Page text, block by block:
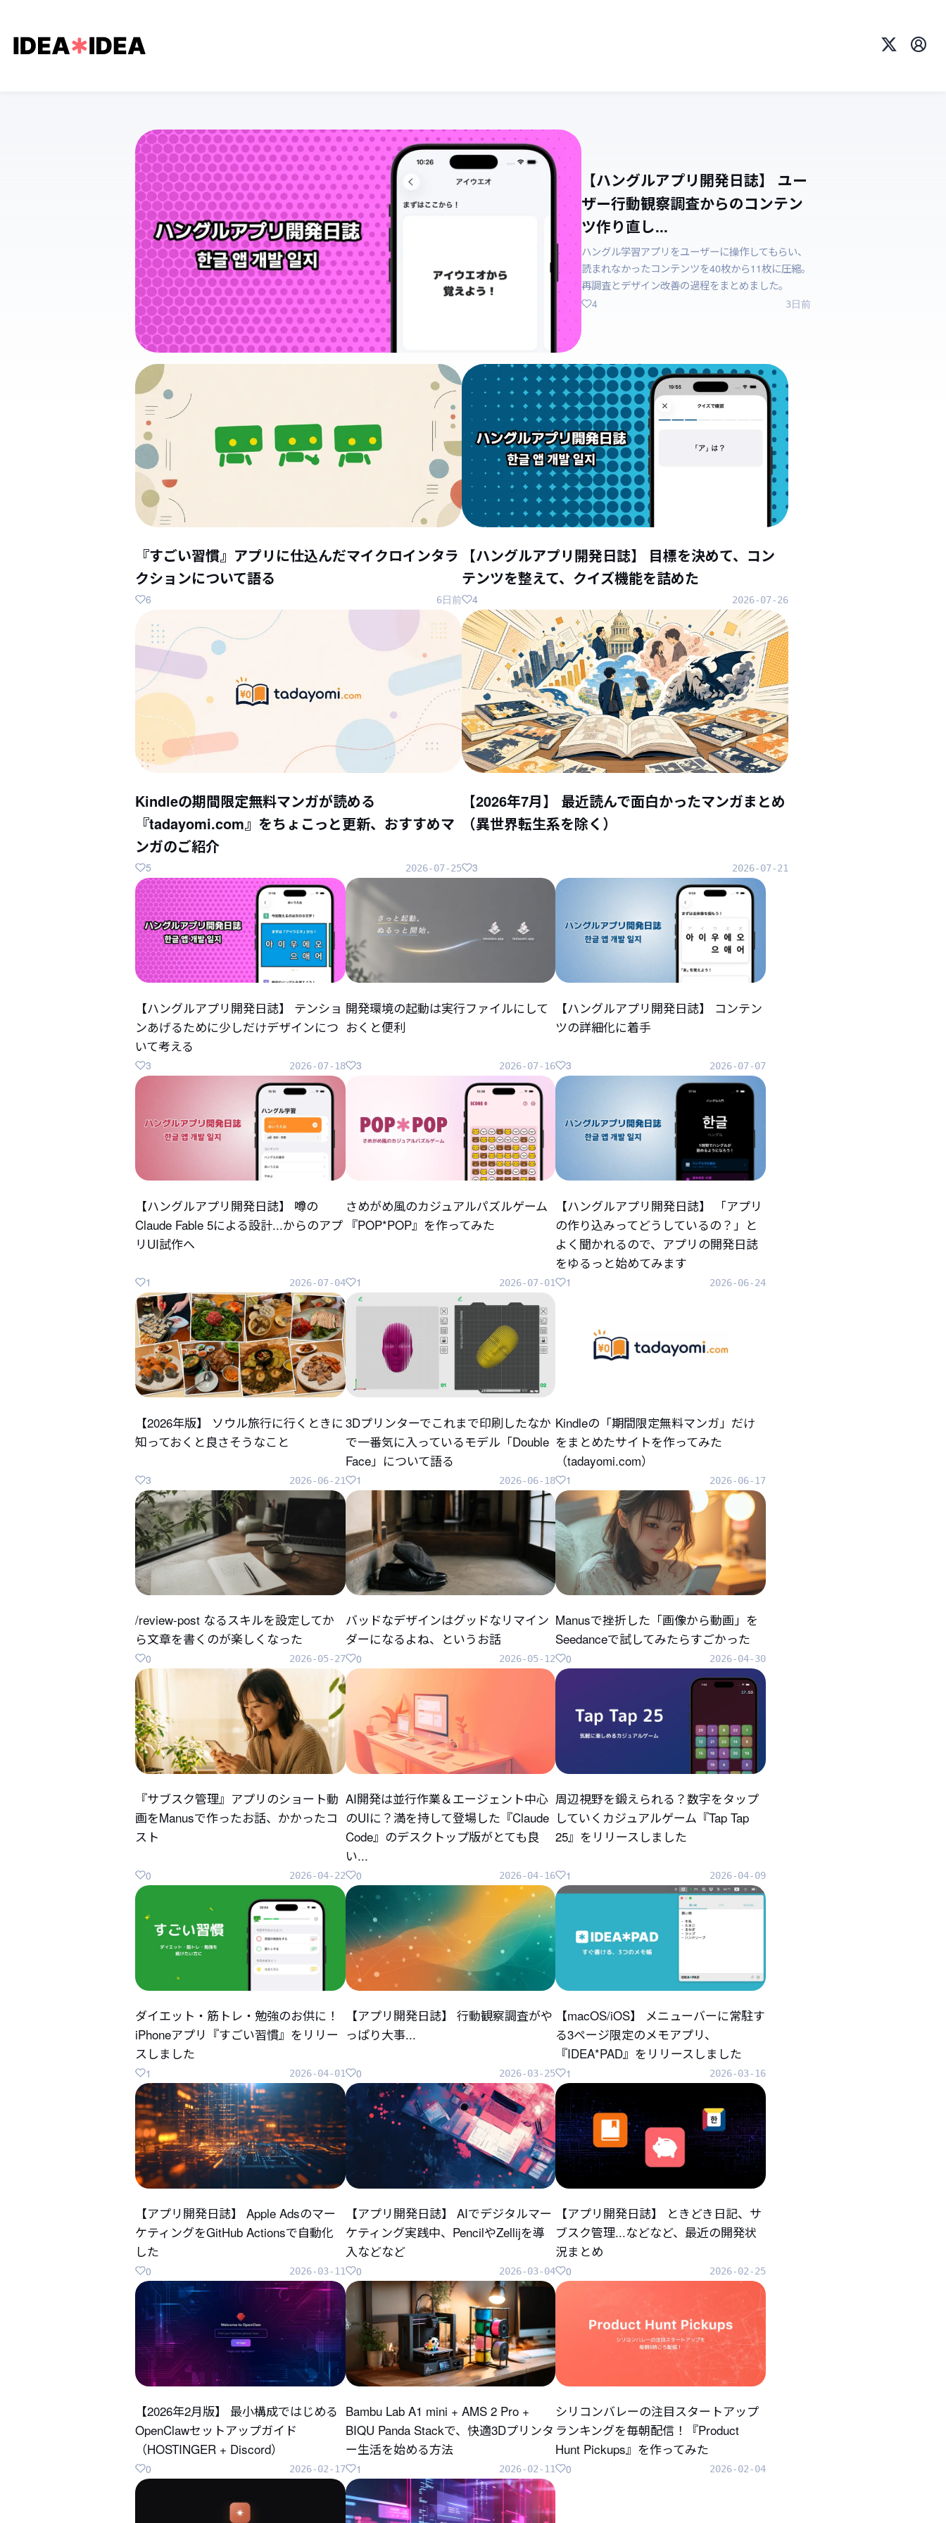
X プロ
【ハングルアプリ開発日誌】 ユー
ザー行動観察調査からのコンテン
ツ作り直し...
ハングル学習アプリをユーザーに操作してもらい、
読まれなかったコンテンツを40枚から11枚に圧縮。
再調査とデザイン改善の過程をまとめました。
3日前
4
『すごい習慣』アプリに仕込んだマイクロインタラ
クションについて語る
6日前
6
【ハングルアプリ開発日誌】 目標を決めて、コン
テンツを整えて、クイズ機能を詰めた
2026-07-26
4
Kindleの期間限定無料マンガが読める
『tadayomi.com』をちょこっと更新、おすすめマ
ンガのご紹介
2026-07-25
5
【2026年7月】 最近読んで面白かったマンガまとめ
（異世界転生系を除く）
2026-07-21
3
【ハングルアプリ開発日誌】 テンショ
ンあげるために少しだけデザインにつ
いて考える
2026-07-18
3
開発環境の起動は実行ファイルにして
おくと便利
2026-07-16
3
【ハングルアプリ開発日誌】 コンテン
ツの詳細化に着手
2026-07-07
3
【ハングルアプリ開発日誌】 噂の
Claude Fable 5による設計...からのアプ
リUI試作へ
2026-07-04
1
さめがめ風のカジュアルパズルゲーム
『POP*POP』を作ってみた
2026-07-01
1
【ハングルアプリ開発日誌】 「アプリ
の作り込みってどうしているの？」と
よく聞かれるので、アプリの開発日誌
をゆるっと始めてみます
2026-06-24
1
【2026年版】 ソウル旅行に行くときに
知っておくと良さそうなこと
2026-06-21
3
3Dプリンターでこれまで印刷したなか
で一番気に入っているモデル「Double
Face」について語る
2026-06-18
1
Kindleの「期間限定無料マンガ」だけ
をまとめたサイトを作ってみた
（tadayomi.com）
2026-06-17
1
/review-post なるスキルを設定してか
ら文章を書くのが楽しくなった
2026-05-27
0
バッドなデザインはグッドなリマイン
ダーになるよね、というお話
2026-05-12
0
Manusで挫折した「画像から動画」を
Seedanceで試してみたらすごかった
2026-04-30
0
『サブスク管理』アプリのショート動
画をManusで作ったお話、かかったコ
スト
2026-04-22
0
AI開発は並行作業＆エージェント中心
のUIに？満を持して登場した『Claude
Code』のデスクトップ版がとても良
い...
2026-04-16
0
周辺視野を鍛えられる？数字をタップ
していくカジュアルゲーム『Tap Tap
25』をリリースしました
2026-04-09
1
ダイエット・筋トレ・勉強のお供に！
iPhoneアプリ『すごい習慣』をリリー
スしました
2026-04-01
1
【アプリ開発日誌】 行動観察調査がや
っぱり大事...
2026-03-25
0
【macOS/iOS】 メニューバーに常駐す
る3ページ限定のメモアプリ、
『IDEA*PAD』をリリースしました
2026-03-16
1
【アプリ開発日誌】 Apple Adsのマー
ケティングをGitHub Actionsで自動化
した
2026-03-11
0
【アプリ開発日誌】 AIでデジタルマー
ケティング実践中、PencilやZellijを導
入などなど
2026-03-04
0
【アプリ開発日誌】 ときどき日記、サ
ブスク管理...などなど、最近の開発状
況まとめ
2026-02-25
0
【2026年2月版】 最小構成ではじめる
OpenClawセットアップガイド
（HOSTINGER + Discord）
2026-02-17
0
Bambu Lab A1 mini + AMS 2 Pro +
BIQU Panda Stackで、快適3Dプリンタ
ー生活を始める方法
2026-02-11
1
シリコンバレーの注目スタートアップ
ランキングを毎朝配信！『Product
Hunt Pickups』を作ってみた
2026-02-04
0